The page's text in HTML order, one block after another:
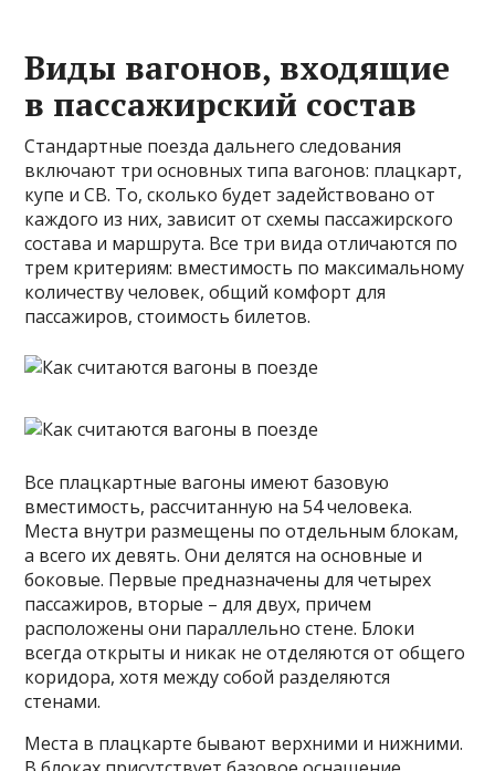
Виды вагонов, входящие
в пассажирский состав
Стандартные поезда дальнего следования
включают три основных типа вагонов: плацкарт,
купе и СВ. То, сколько будет задействовано от
каждого из них, зависит от схемы пассажирского
состава и маршрута. Все три вида отличаются по
трем критериям: вместимость по максимальному
количеству человек, общий комфорт для
пассажиров, стоимость билетов.
Все плацкартные вагоны имеют базовую
вместимость, рассчитанную на 54 человека.
Места внутри размещены по отдельным блокам,
а всего их девять. Они делятся на основные и
боковые. Первые предназначены для четырех
пассажиров, вторые – для двух, причем
расположены они параллельно стене. Блоки
всегда открыты и никак не отделяются от общего
коридора, хотя между собой разделяются
стенами.
Места в плацкарте бывают верхними и нижними.